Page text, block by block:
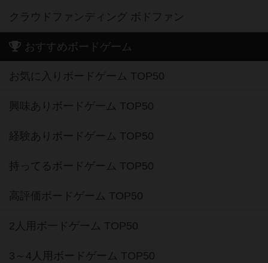
クラウドファンディング ボドファン
おすすめボードゲーム
お気に入りボードゲーム TOP50
興味ありボードゲーム TOP50
経験ありボードゲーム TOP50
持ってるボードゲーム TOP50
高評価ボードゲーム TOP50
2人用ボードゲーム TOP50
3～4人用ボードゲーム TOP50